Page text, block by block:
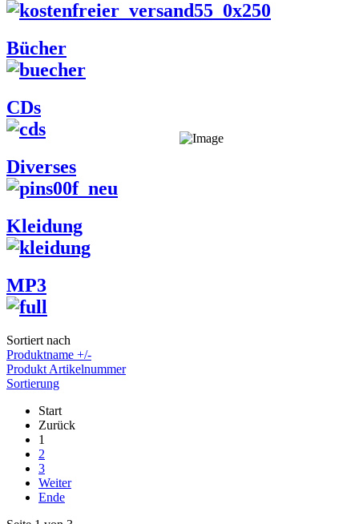
Bücher
CDs
Diverses
Kleidung
MP3
Sortiert nach
Produktname +/-
Produkt Artikelnummer
Sortierung
Start
Zurück
1
2
3
Weiter
Ende